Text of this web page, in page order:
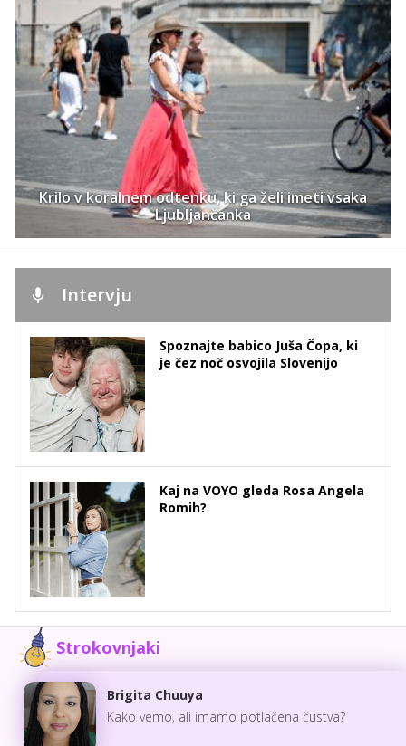
Krilo v koralnem odtenku, ki ga želi imeti vsaka
Ljubljančanka
Intervju
Spoznajte babico Juša Čopa, ki
je čez noč osvojila Slovenijo
Kaj na VOYO gleda Rosa Angela
Romih?
Strokovnjaki
Brigita Chuuya
Kako vemo, ali imamo potlačena čustva?